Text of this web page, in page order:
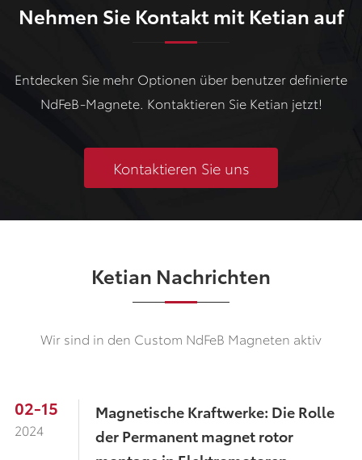
Nehmen Sie Kontakt mit Ketian auf
Entdecken Sie mehr Optionen über benutzer definierte
NdFeB-Magnete. Kontaktieren Sie Ketian jetzt!
Kontaktieren Sie uns
Ketian Nachrichten
Wir sind in den Custom NdFeB Magneten aktiv
02-15
2024
Magnetische Kraftwerke: Die Rolle
der Permanent magnet rotor